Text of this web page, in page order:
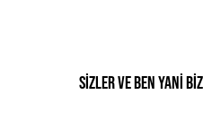
Sizler ve ben yani